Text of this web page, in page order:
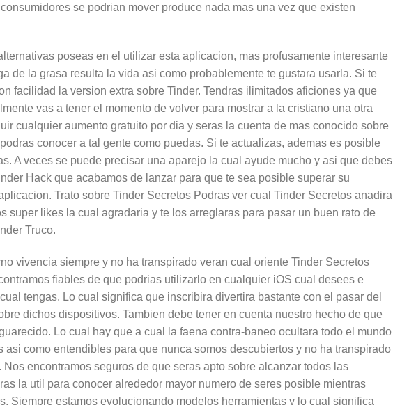
se podri­an mover produce nada mas una vez que existen
poseas en el utilizar esta aplicacion, mas profusamente interesante
de la grasa resulta la vida asi­ como probablemente te gustara usarla. Si te
facilidad la version extra sobre Tinder. Tendras ilimitados aficiones ya que
vas a tener el momento de volver para mostrar a la cristiano una otra
cualquier aumento gratuito por dia y seras la cuenta de mas conocido sobre
conocer a tal gente como puedas. Si te actualizas, ademas es posible
A veces se puede precisar una aparejo la cual ayude mucho y asi que debes
Hack que acabamos de lanzar para que te sea posible superar su
Trato sobre Tinder Secretos Podras ver cual Tinder Secretos anadira
super likes la cual agradaria y te los arreglaras para pasar un buen rato de
Truco.
vivencia siempre y no ha transpirado veran cual oriente Tinder Secretos
fiables de que podrias utilizarlo en cualquier iOS cual desees e
tengas. Lo cual significa que inscribira divertira bastante con el pasar del
dichos dispositivos. Tambien debe tener en cuenta nuestro hecho de que
Lo cual hay que a cual la faena contra-baneo ocultara todo el mundo
asi­ como entendibles para que nunca somos descubiertos y no ha transpirado
encontramos seguros de que seras apto sobre alcanzar todos las
la util para conocer alrededor mayor numero de seres posible mientras
Siempre estamos evolucionando modelos herramientas y lo cual significa